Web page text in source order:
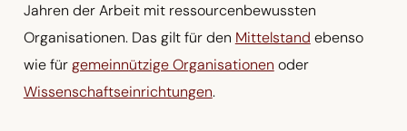
Jahren der Arbeit mit ressourcenbewussten
Organisationen. Das gilt für den Mittelstand ebenso
wie fürgemeinnützige Organisationen oder
Wissenschaftseinrichtungen.